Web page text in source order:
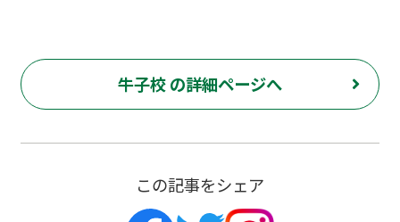
牛子校 の詳細ページへ
この記事をシェア